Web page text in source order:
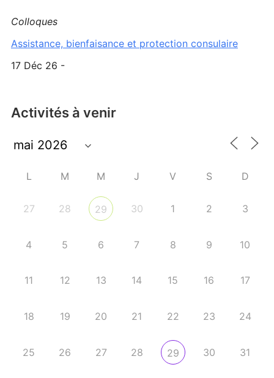
Colloques
Assistance, bienfaisance et protection consulaire
17 Déc 26 -
Activités à venir
L M M J V S D
27 28 29 30 1 2 3
4 5 6 7 8 9 10
11 12 13 14 15 16 17
18 19 20 21 22 23 24
25 26 27 28 29 30 31